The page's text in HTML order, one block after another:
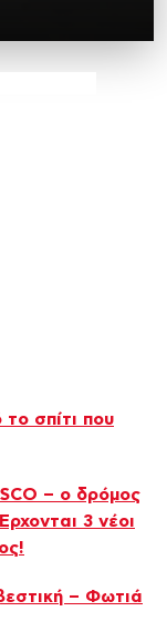
σπίτι που
– ο δρόμος
3 νέοι
– Φωτιά